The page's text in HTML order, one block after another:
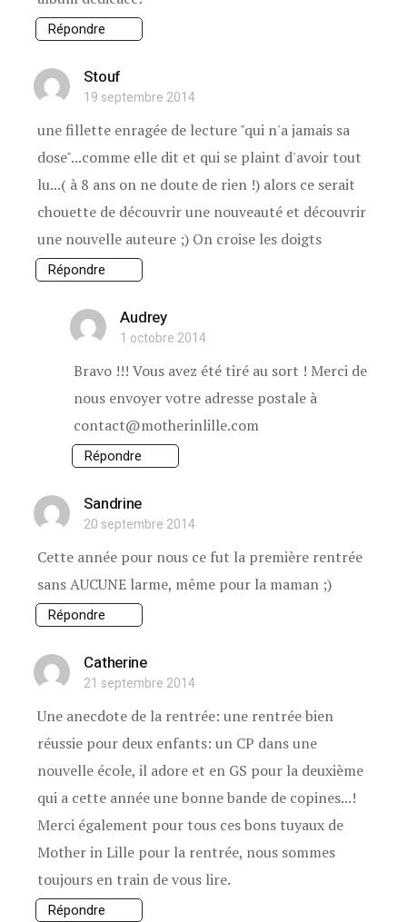
Répondre
Stouf
19 septembre 2014
une fillette enragée de lecture "qui n'a jamais sa
dose"...comme elle dit et qui se plaint d'avoir tout
lu...( à 8 ans on ne doute de rien !) alors ce serait
chouette de découvrir une nouveauté et découvrir
une nouvelle auteure ;) On croise les doigts
Répondre
Audrey
1 octobre 2014
Bravo !!! Vous avez été tiré au sort ! Merci de
nous envoyer votre adresse postale à
contact@motherinlille.com
Répondre
Sandrine
20 septembre 2014
Cette année pour nous ce fut la première rentrée
sans AUCUNE larme, même pour la maman ;)
Répondre
Catherine
21 septembre 2014
Une anecdote de la rentrée: une rentrée bien
réussie pour deux enfants: un CP dans une
nouvelle école, il adore et en GS pour la deuxième
qui a cette année une bonne bande de copines...!
Merci également pour tous ces bons tuyaux de
Mother in Lille pour la rentrée, nous sommes
toujours en train de vous lire.
Répondre